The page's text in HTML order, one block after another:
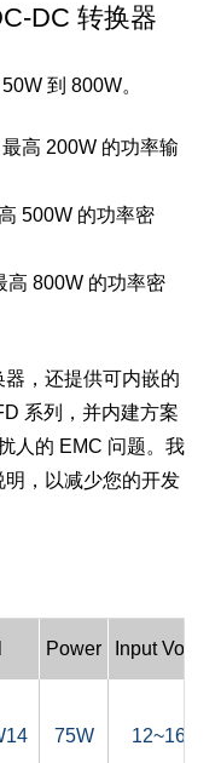
DC 转换器
到 800W。
高 200W 的功率输
500W 的功率密
高 800W 的功率密
，还提供可内嵌的
系列，并内建方案
人的 EMC 问题。我
，以减少您的开发
Power Input
75W 12~160V